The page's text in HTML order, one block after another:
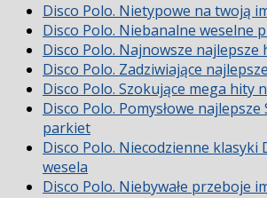
Disco Polo. Nietypowe na twoją
Disco Polo. Niebanalne weselne
Disco Polo. Najnowsze najlepsze
Disco Polo. Zadziwiające
Disco Polo. Szokujące mega hity
Disco Polo. Pomysłowe najlepsze
parkiet
Disco Polo. Niecodzienne klasyki
wesela
Disco Polo. Niebywałe przeboje